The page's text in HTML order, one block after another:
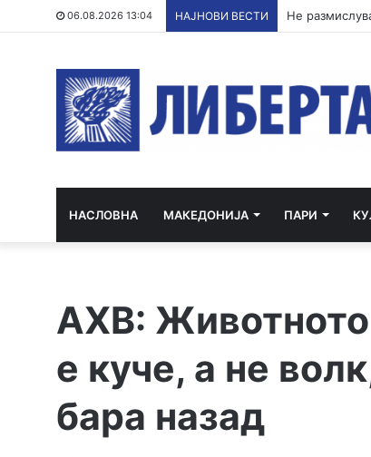
06.08.2026 13:04 НАЈНОВИ ВЕСТИ
НАСЛОВНА МАКЕДОНИЈА ПАРИ
АХВ: Животното
е куче, а не
бара назад